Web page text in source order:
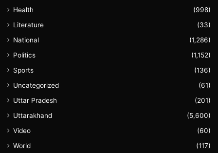
Health
(998)
Literature
(33)
National
(1,286)
Politics
(1,152)
Sports
(136)
Uncategorized
(61)
Uttar Pradesh
(201)
Uttarakhand
(5,600)
Video
(60)
World
(117)